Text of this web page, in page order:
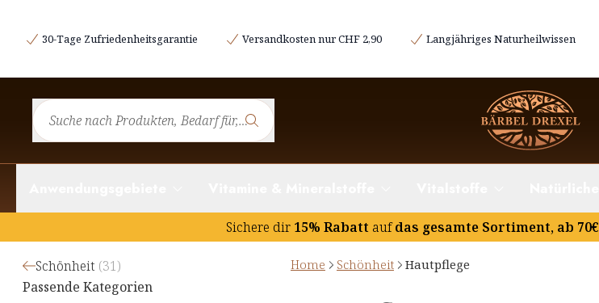
30-Tage Zufriedenheitsgarantie Versandkosten nur CHF 2,90 Langjähriges Naturheilwissen
Sichere dir 15% Rabatt aufdas gesamte Sortiment, ab 70€
Schönheit (31)
Passende Kategorien
Home Schönheit Hautpflege